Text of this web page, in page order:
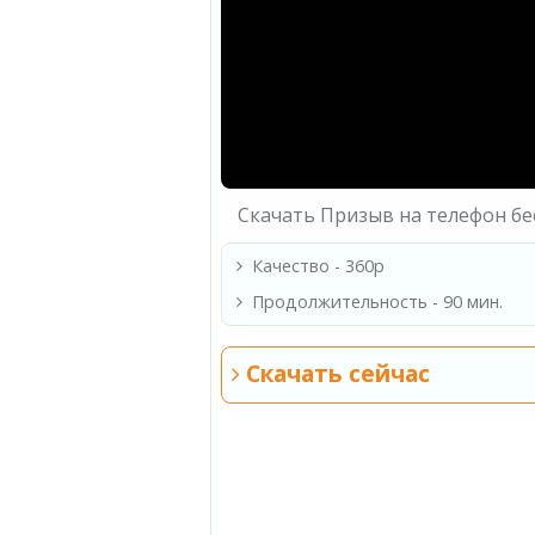
Скачать Призыв на телефон
Качество - 360p
Продолжительность - 90 мин.
Скачать сейчас